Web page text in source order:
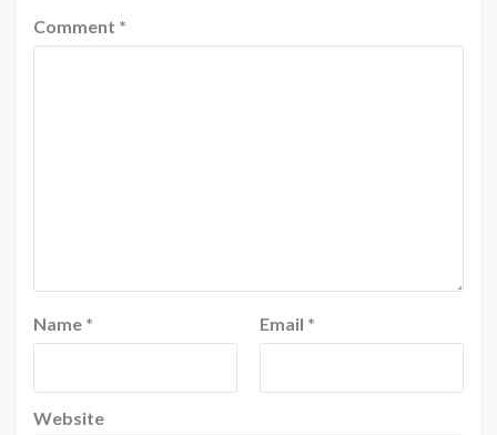
Comment *
Name * Email *
Website